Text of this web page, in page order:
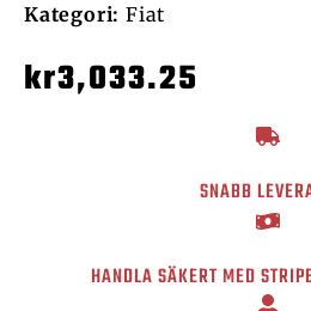
Kategori: Fiat
kr3,033.25
SNABB
HANDLA SÄKERT MED